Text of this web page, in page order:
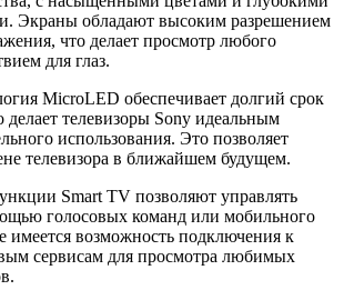
Экраны обладают высоким разрешением
что делает просмотр любого
для глаз.
MicroLED обеспечивает долгий срок
делает телевизоры Sony идеальным
использования. Это позволяет
телевизора в ближайшем будущем.
Smart TV позволяют управлять
голосовых команд или мобильного
возможность подключения к
сервисам для просмотра любимых